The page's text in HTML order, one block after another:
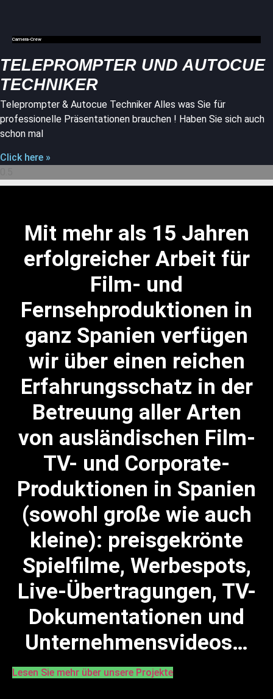
Camera-Crew
TELEPROMPTER UND AUTOCUE
TECHNIKER
Teleprompter & Autocue Techniker Alles was Sie für
professionelle Präsentationen brauchen ! Haben Sie sich auch
schon mal
Click here »
Mit mehr als 15 Jahren
erfolgreicher Arbeit für
Film- und
Fernsehproduktionen in
ganz Spanien verfügen
wir über einen reichen
Erfahrungsschatz in der
Betreuung aller Arten
von ausländischen Film-
TV- und Corporate-
Produktionen in Spanien
(sowohl große wie auch
kleine): preisgekrönte
Spielfilme, Werbespots,
Live-Übertragungen, TV-
Dokumentationen und
Unternehmensvideos…
Lesen Sie mehr über unsere Projekte